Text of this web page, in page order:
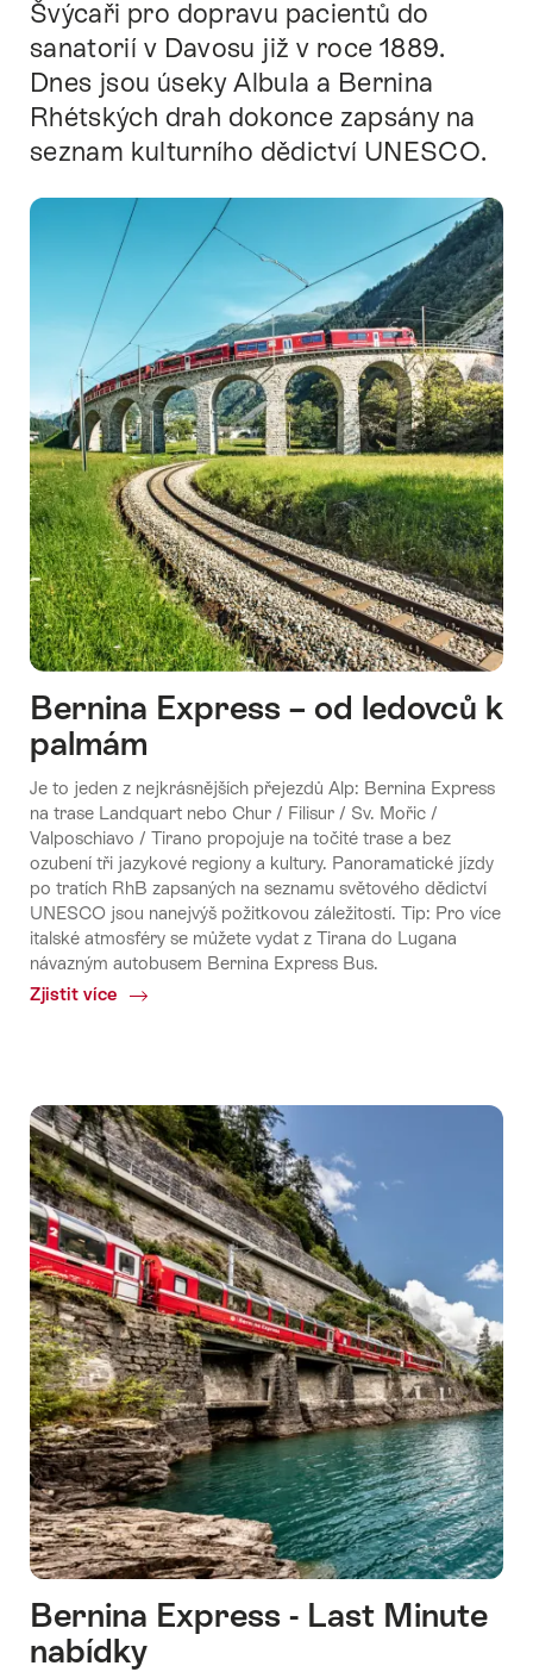
Švýcaři pro dopravu pacientů do
sanatorií v Davosu již v roce 1889.
Dnes jsou úseky Albula a Bernina
Rhétských drah dokonce zapsány na
seznam kulturního dědictví UNESCO.
Bernina Express – od ledovců k
palmám
Je to jeden z nejkrásnějších přejezdů Alp: Bernina Express
na trase Landquart nebo Chur / Filisur / Sv. Mořic /
Valposchiavo / Tirano propojuje na točité trase a bez
ozubení tři jazykové regiony a kultury. Panoramatické jízdy
po tratích RhB zapsaných na seznamu světového dědictví
UNESCO jsou nanejvýš požitkovou záležitostí. Tip: Pro více
italské atmosféry se můžete vydat z Tirana do Lugana
návazným autobusem Bernina Express Bus.
Zjistit více
Common.Of
ledovců
k
palmám
Bernina Express - Last Minute
nabídky